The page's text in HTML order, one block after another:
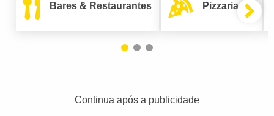
Bares & Restaurantes Pizzarias
Continua após a publicidade